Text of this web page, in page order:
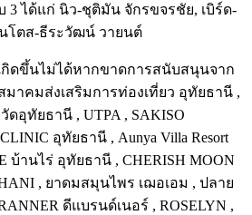
3 ได้แก่ นิว-ชุติมัน จักรขจรชัย, เบิร์ด-
โตส-ธีระวัฒน์ วายนต์
กิดขึ้นไม่ได้หากขาดการสนับสนุนจาก
าคมส่งเสริมการท่องเที่ยว อุทัยธานี ,
อุทัยธานี , UTPA , SAKISO
อุทัยธานี , Aunya Villa Resort
บ้านไร่ อุทัยธานี , CHERISH MOON
, ยาดมสมุนไพร เฌอเอม , ปลาย
ดีแบรนด์เนอร์ , ROSELYN ,